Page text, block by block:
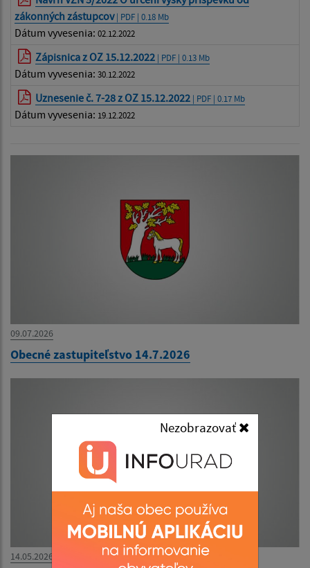
Nezobrazovať
zákonných zástupcov| PDF | 0.18 Mb
Dátum vyvesenia: 02.12.2022
Zápisnica z OZ 15.12.2022 | PDF | 0.13 Mb
Dátum vyvesenia: 30.12.2022
Uznesenie č. 7-28 z OZ 15.12.2022 | PDF | 0.17 Mb
Dátum vyvesenia: 19.12.2022
09.07.2026
Obecné zastupiteľstvo 14.7.2026
14.05.2026